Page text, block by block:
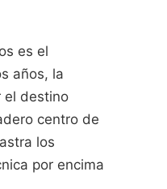
es el
años, la
el destino
centro de
los
por encima